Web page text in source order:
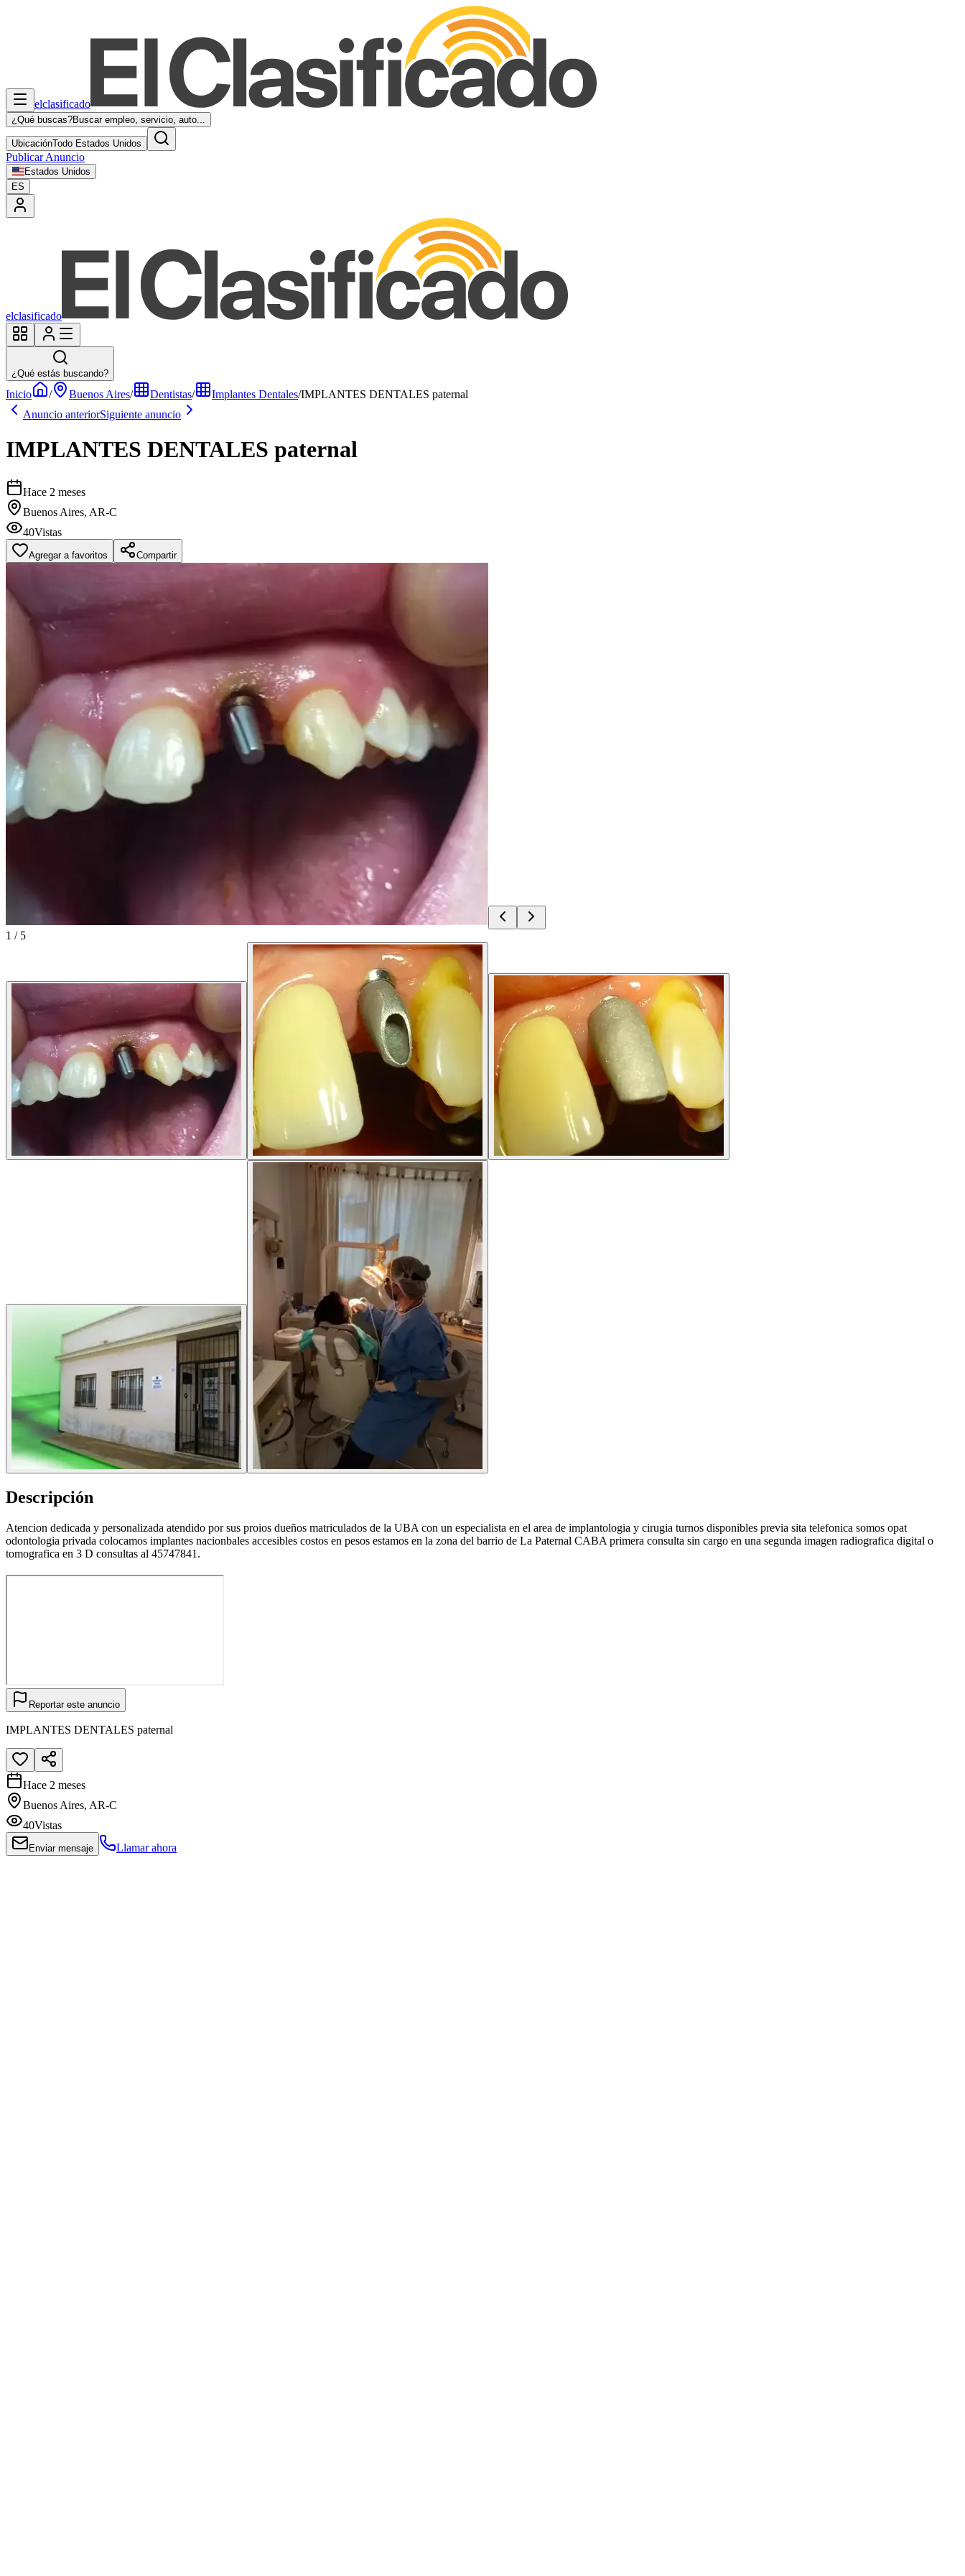
elclasificado
¿Qué buscas?Buscar empleo, servicio, auto...
UbicaciónTodo Estados Unidos
Publicar Anuncio
Estados Unidos
ES
elclasificado
¿Qué estás buscando?
Inicio / Buenos Aires/ Dentistas/ Implantes Dentales/IMPLANTES DENTALES paternal
Anuncio anteriorSiguiente anuncio
IMPLANTES DENTALES paternal
Hace 2 meses
Buenos Aires, AR-C
40Vistas
Agregar a favoritos Compartir
1 / 5
Descripción
Atencion dedicada y personalizada atendido por sus proios dueños matriculados de la UBA con un especialista en el area de implantologia y cirugia turnos disponibles previa sita telefonica somos opat
odontologia privada colocamos implantes nacionbales accesibles costos en pesos estamos en la zona del barrio de La Paternal CABA primera consulta sin cargo en una segunda imagen radiografica digital o
tomografica en 3 D consultas al 45747841.
Reportar este anuncio
IMPLANTES DENTALES paternal
Hace 2 meses
Buenos Aires, AR-C
40Vistas
Enviar mensaje Llamar ahora